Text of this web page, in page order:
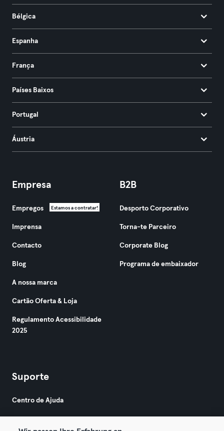
Bélgica
Espanha
França
Países Baixos
Portugal
Áustria
Empresa
Empregos Estamos a contratar!
Imprensa
Contacto
Blog
A nossa marca
Cartão Oferta & Loja
Regulamento Acessibilidade
2025
B2B
Desporto Corporativo
Torna-te Parceiro
Corporate Blog
Programa de embaixador
Suporte
Centro de Ajuda